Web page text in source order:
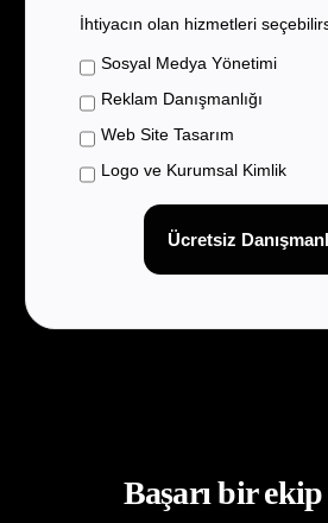
İhtiyacın olan hizmetleri
Sosyal Medya Yönetimi
Reklam Danışmanlığı
Web Site Tasarım
Logo ve Kurumsal Kimlik
Ücretsiz
Başarı bir